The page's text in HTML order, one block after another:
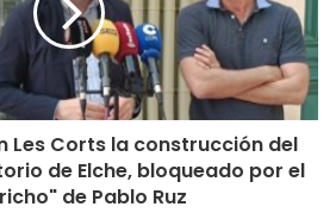
Les Corts la construcción del
de Elche, bloqueado por el
de Pablo Ruz